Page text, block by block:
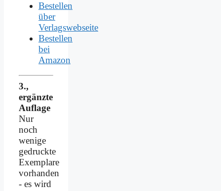
Bestellen
über
Verlagswebseite
Bestellen
bei
Amazon
3.,
ergänzte
Auflage
Nur
noch
wenige
gedruckte
Exemplare
vorhanden
- es wird